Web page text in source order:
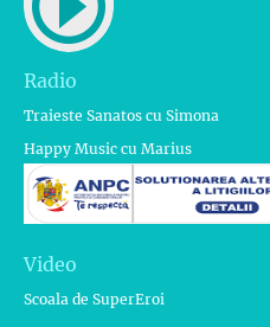
Radio
Traieste Sanatos cu Simona
Happy Music cu Marius
Video
Scoala de SuperEroi